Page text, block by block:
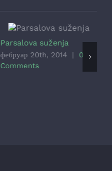
Parsalova suženja
фебруар 20th, 2014 |
0
Comments